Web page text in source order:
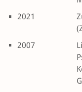
2021
2007